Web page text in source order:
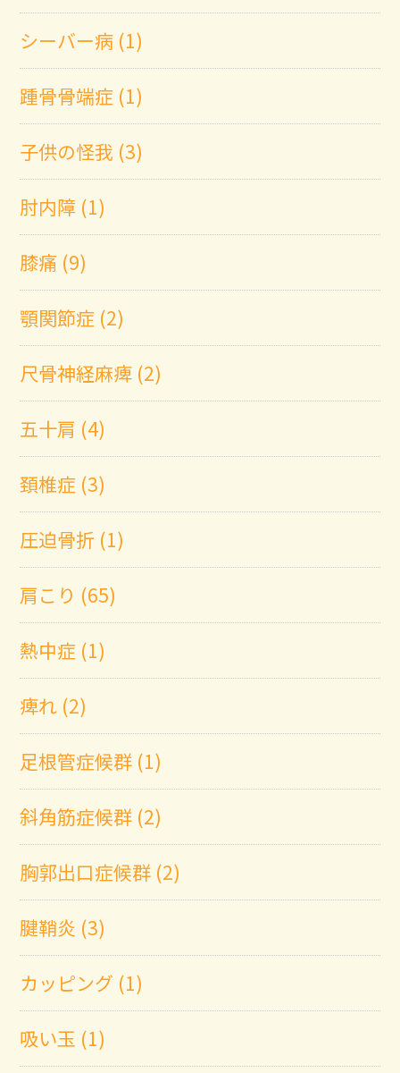
シーバー病 (1)
踵骨骨端症 (1)
子供の怪我 (3)
肘内障 (1)
膝痛 (9)
顎関節症 (2)
尺骨神経麻痺 (2)
五十肩 (4)
頚椎症 (3)
圧迫骨折 (1)
肩こり (65)
熱中症 (1)
痺れ (2)
足根管症候群 (1)
斜角筋症候群 (2)
胸郭出口症候群 (2)
腱鞘炎 (3)
カッピング (1)
吸い玉 (1)